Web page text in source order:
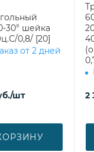
30° шейка
0,8/ [20]
от 2 дней
/шт
400
2